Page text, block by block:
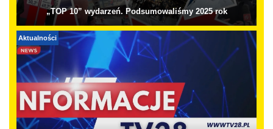
„TOP 10” wydarzeń. Podsumowaliśmy 2025 rok
Aktualności